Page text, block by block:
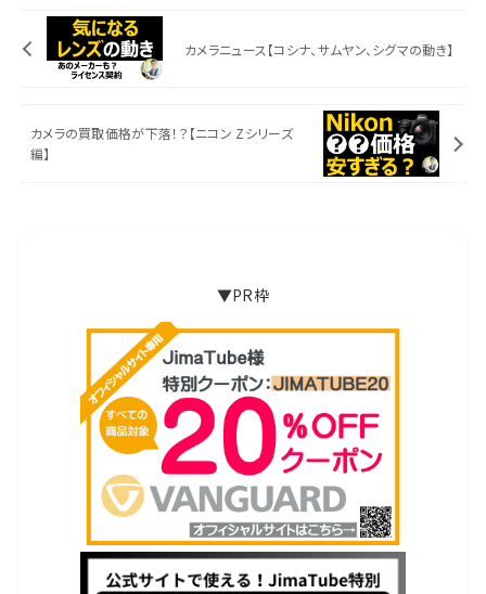
カメラニュース【コシナ、サムヤン、シグマの動き】
カメラの買取価格が下落！？【ニコン Zシリーズ
編】
▼PR枠